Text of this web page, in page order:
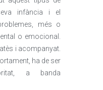
infància i el
més o
o emocional.
i acompanyat.
ha de ser
a banda